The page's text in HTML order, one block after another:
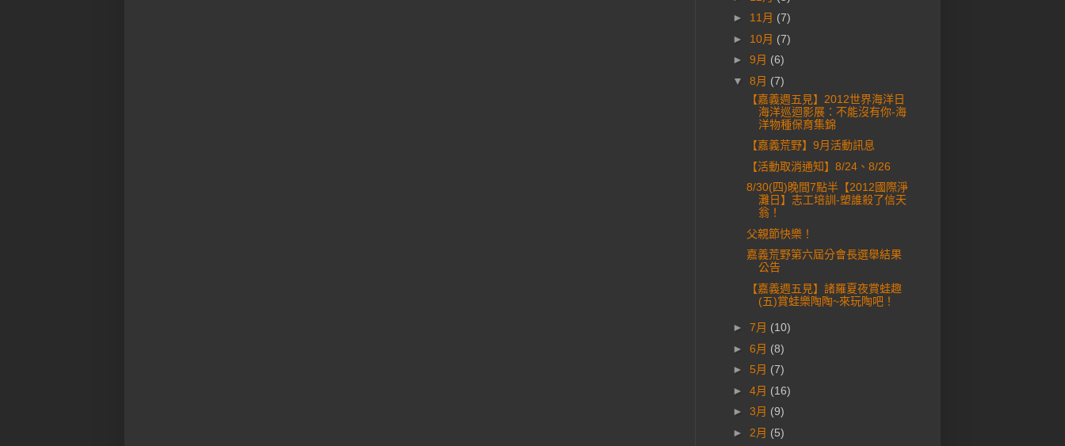
► 11月 (7)
► 10月 (7)
► 9月 (6)
▼ 8月 (7)
【嘉義週五見】2012世界海洋日
海洋巡迴影展：不能沒有你-海
洋物種保育集錦
【嘉義荒野】9月活動訊息
【活動取消通知】8/24、8/26
8/30(四)晚間7點半【2012國際淨
灘日】志工培訓-塑誰殺了信天
翁！
父親節快樂！
嘉義荒野第六屆分會長選舉結果
公告
【嘉義週五見】諸羅夏夜賞蛙趣
(五)賞蛙樂陶陶~來玩陶吧！
► 7月 (10)
► 6月 (8)
► 5月 (7)
► 4月 (16)
► 3月 (9)
► 2月 (5)